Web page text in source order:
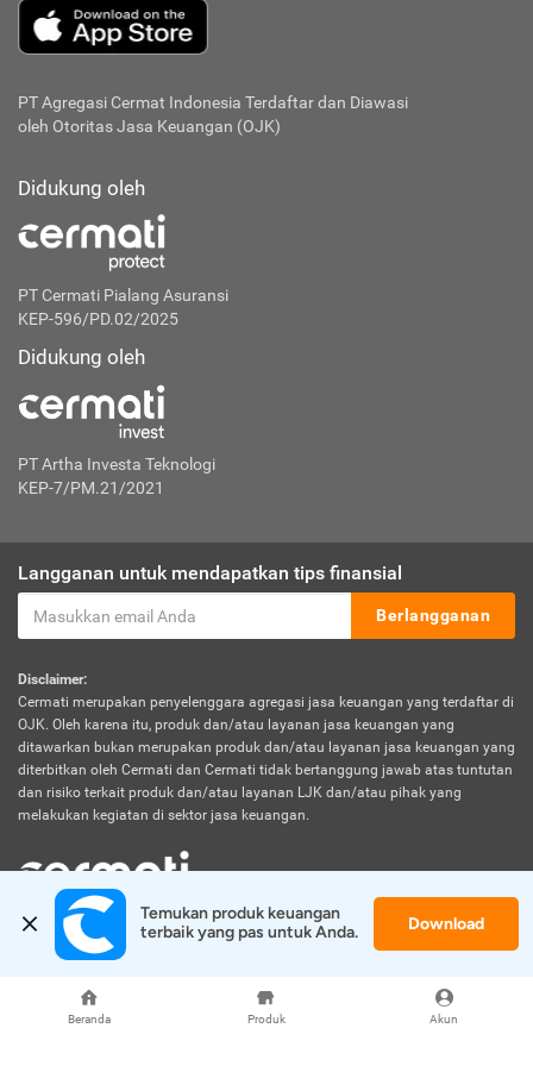
Beranda Produk Akun
PT Agregasi Cermat Indonesia Terdaftar dan Diawasi
oleh Otoritas Jasa Keuangan (OJK)
Didukung oleh
PT Cermati Pialang Asuransi
KEP-596/PD.02/2025
Didukung oleh
PT Artha Investa Teknologi
KEP-7/PM.21/2021
Langganan untuk mendapatkan tips finansial
Berlangganan
Disclaimer:
Cermati merupakan penyelenggara agregasi jasa keuangan yang terdaftar di
OJK. Oleh karena itu, produk dan/atau layanan jasa keuangan yang
ditawarkan bukan merupakan produk dan/atau layanan jasa keuangan yang
diterbitkan oleh Cermati dan Cermati tidak bertanggung jawab atas tuntutan
dan risiko terkait produk dan/atau layanan LJK dan/atau pihak yang
melakukan kegiatan di sektor jasa keuangan.
© 2026 Cermati. All Rights Reserved.
Temukan produk keuangan
terbaik yang pas untuk Anda.
Download